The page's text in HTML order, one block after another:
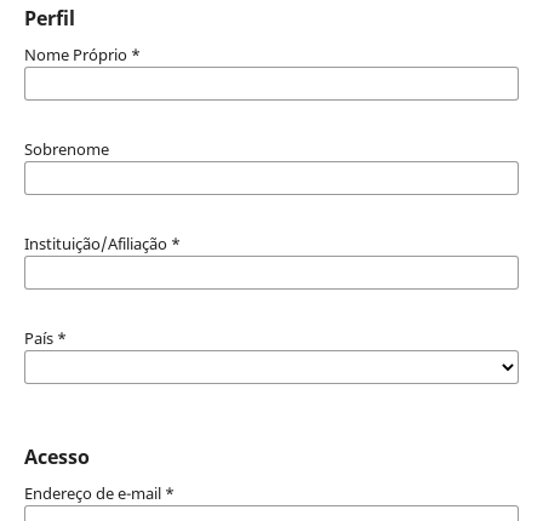
Perfil
Nome Próprio *
Sobrenome
Instituição/Afiliação *
País *
Acesso
Endereço de e-mail *